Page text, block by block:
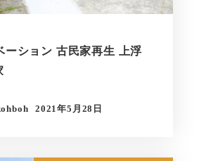
ーション 古民家再生 上浮
2021年5月28日